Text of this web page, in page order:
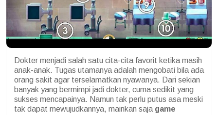
Dokter menjadi salah satu cita-cita favorit ketika masih
anak-anak. Tugas utamanya adalah mengobati bila ada
orang sakit agar terselamatkan nyawanya. Dari sekian
banyak yang bermimpi jadi dokter, cuma sedikit yang
sukses mencapainya. Namun tak perlu putus asa meski
tak dapat mewujudkannya, mainkan saja game